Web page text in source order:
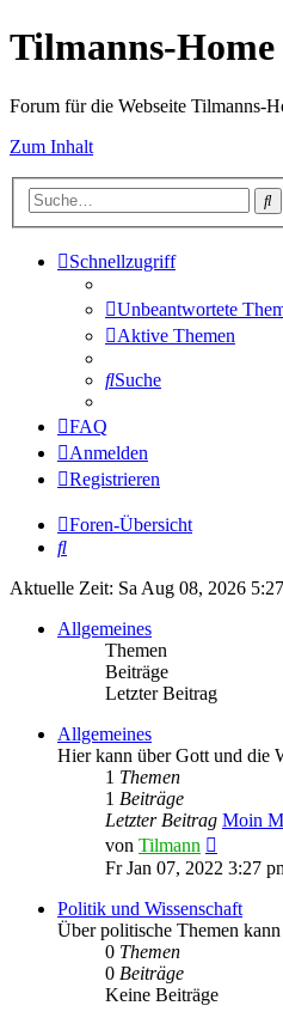
Tilmanns-
Forum für die Webseite Tilmanns-
Zum Inhalt
Schnellzugriff
Unbeantwortete
Aktive Themen
Suche
FAQ
Anmelden
Registrieren
Foren-Übersicht
Suche
Aktuelle Zeit: Sa Aug 08, 2026
Allgemeines
Themen
Beiträge
Letzter Beitrag
Allgemeines
Hier kann über Gott und die
1 Themen
1 Beiträge
Letzter Beitrag Moin
von Tilmann
Beitrag
Fr Jan 07, 2022 3:27
Politik und Wissenschaft
Über politische Themen
0 Themen
0 Beiträge
Keine Beiträge